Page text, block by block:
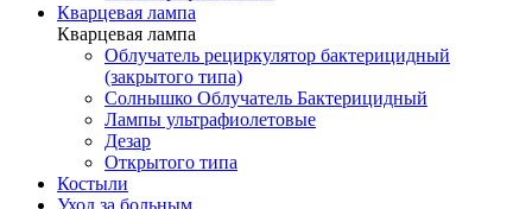
Кварцевая лампа
Кварцевая лампа
Облучатель рециркулятор бактерицидный
(закрытого типа)
Солнышко Облучатель Бактерицидный
Лампы ультрафиолетовые
Дезар
Открытого типа
Костыли
Уход за больным